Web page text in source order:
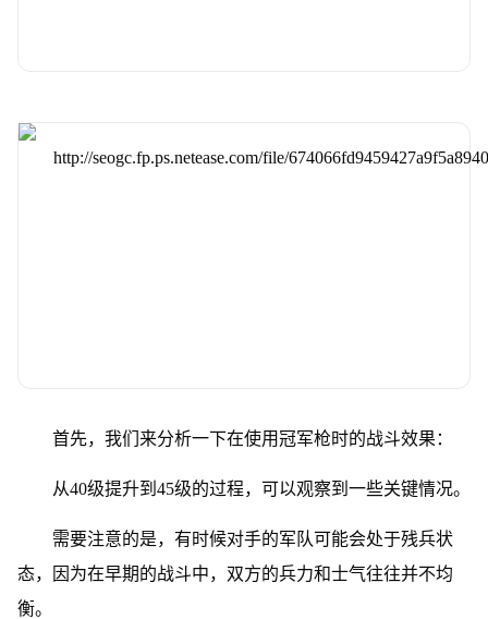
首先，我们来分析一下在使用冠军枪时的战斗效果：
从40级提升到45级的过程，可以观察到一些关键情况。
需要注意的是，有时候对手的军队可能会处于残兵状
态，因为在早期的战斗中，双方的兵力和士气往往并不均
衡。